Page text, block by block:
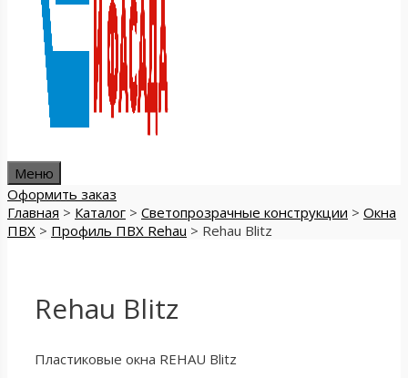
Меню
Оформить заказ
Главная > Каталог > Светопрозрачные конструкции > Окна
ПВХ > Профиль ПВХ Rehau > Rehau Blitz
Rehau Blitz
Пластиковые окна REHAU Blitz